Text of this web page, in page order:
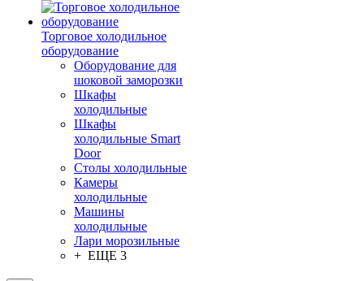
Торговое холодильное
оборудование
Оборудование для
шоковой заморозки
Шкафы
холодильные
Шкафы
холодильные Smart
Door
Столы холодильные
Камеры
холодильные
Машины
холодильные
Лари морозильные
+ ЕЩЕ 3